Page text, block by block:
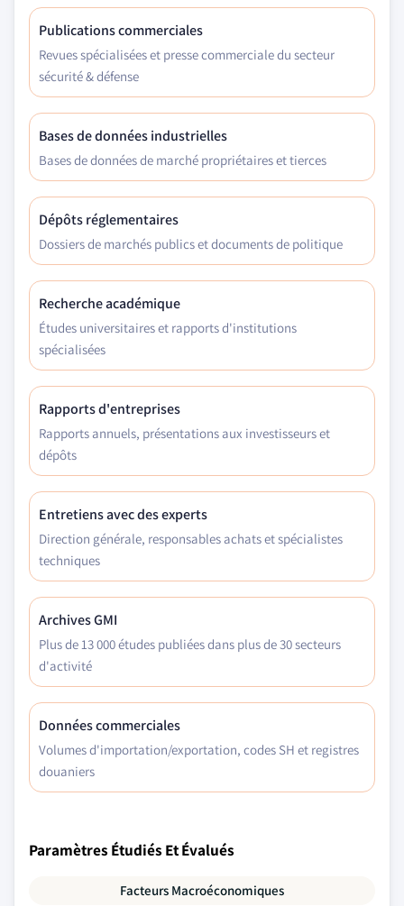
Publications commerciales
Revues spécialisées et presse commerciale du secteur
sécurité & défense
Bases de données industrielles
Bases de données de marché propriétaires et tierces
Dépôts réglementaires
Dossiers de marchés publics et documents de politique
Recherche académique
Études universitaires et rapports d'institutions
spécialisées
Rapports d'entreprises
Rapports annuels, présentations aux investisseurs et
dépôts
Entretiens avec des experts
Direction générale, responsables achats et spécialistes
techniques
Archives GMI
Plus de 13 000 études publiées dans plus de 30 secteurs
d'activité
Données commerciales
Volumes d'importation/exportation, codes SH et registres
douaniers
Paramètres Étudiés Et Évalués
Facteurs Macroéconomiques